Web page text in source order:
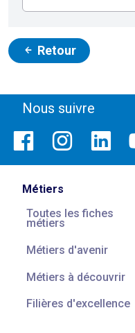
Retour
Nous suivre
Métiers
Toutes les fiches
métiers
Métiers d'avenir
Métiers à découvrir
Filières d'excellence